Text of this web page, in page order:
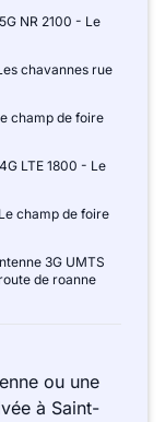
NR 2100 - Le
chavannes rue
champ de foire
LTE 1800 - Le
champ de foire
3G UMTS
de roanne
ou une
à Saint-